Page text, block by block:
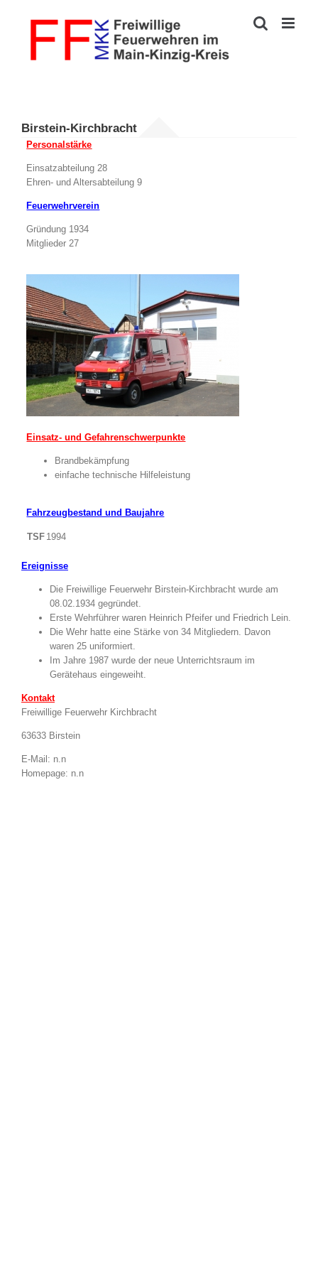
Birstein-Kirchbracht
Personalstärke
Einsatzabteilung 28
Ehren- und Altersabteilung 9
Feuerwehrverein
Gründung 1934
Mitglieder 27
Einsatz- und Gefahrenschwerpunkte
Brandbekämpfung
einfache technische Hilfeleistung
Fahrzeugbestand und Baujahre
TSF 1994
Ereignisse
Die Freiwillige Feuerwehr Birstein-Kirchbracht wurde am
08.02.1934 gegründet.
Erste Wehrführer waren Heinrich Pfeifer und Friedrich Lein.
Die Wehr hatte eine Stärke von 34 Mitgliedern. Davon
waren 25 uniformiert.
Im Jahre 1987 wurde der neue Unterrichtsraum im
Gerätehaus eingeweiht.
Kontakt
Freiwillige Feuerwehr Kirchbracht
63633 Birstein
E-Mail: n.n
Homepage: n.n